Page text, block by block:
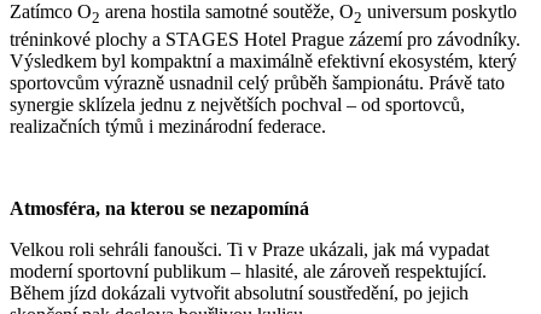
Zatímco O2 arena hostila samotné soutěže, O2 universum poskytlo
tréninkové plochy a STAGES Hotel Prague zázemí pro závodníky.
Výsledkem byl kompaktní a maximálně efektivní ekosystém, který
sportovcům výrazně usnadnil celý průběh šampionátu. Právě tato
synergie sklízela jednu z největších pochval – od sportovců,
realizačních týmů i mezinárodní federace.
Atmosféra, na kterou se nezapomíná
Velkou roli sehráli fanoušci. Ti v Praze ukázali, jak má vypadat
moderní sportovní publikum – hlasité, ale zároveň respektující.
Během jízd dokázali vytvořit absolutní soustředění, po jejich